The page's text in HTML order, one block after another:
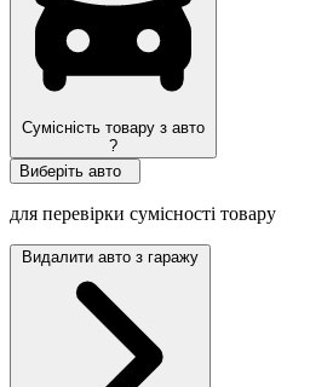
Сумісність товару з авто
?
Виберіть авто
для перевірки сумісності товару
Видалити авто з гаражу